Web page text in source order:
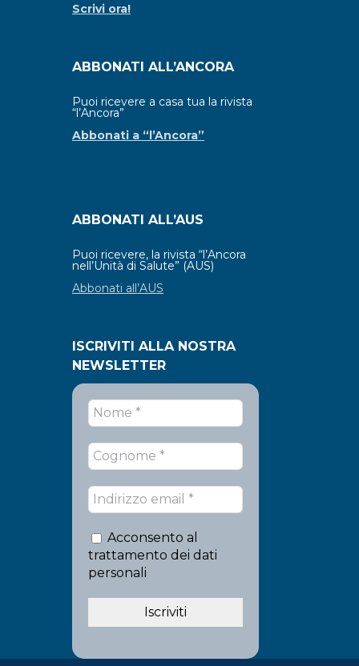
Scrivi ora!
ABBONATI ALL’ANCORA
Puoi ricevere a casa tua la rivista
“l’Ancora”
Abbonati a “l’Ancora”
ABBONATI ALL’AUS
Puoi ricevere, la rivista “l’Ancora
nell’Unità di Salute” (AUS)
Abbonati all’AUS
ISCRIVITI ALLA NOSTRA
NEWSLETTER
Acconsento al
trattamento dei dati
personali